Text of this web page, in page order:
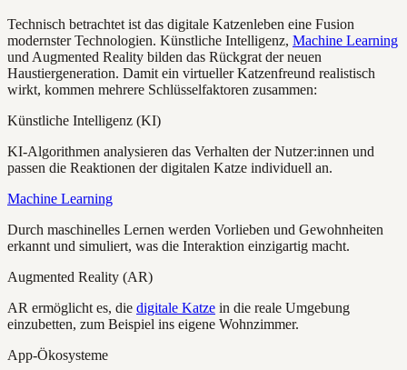
Technisch betrachtet ist das digitale Katzenleben eine Fusion
modernster Technologien. Künstliche Intelligenz, Machine Learning
und Augmented Reality bilden das Rückgrat der neuen
Haustiergeneration. Damit ein virtueller Katzenfreund realistisch
wirkt, kommen mehrere Schlüsselfaktoren zusammen:
Künstliche Intelligenz (KI)
KI-Algorithmen analysieren das Verhalten der Nutzer:innen und
passen die Reaktionen der digitalen Katze individuell an.
Machine Learning
Durch maschinelles Lernen werden Vorlieben und Gewohnheiten
erkannt und simuliert, was die Interaktion einzigartig macht.
Augmented Reality (AR)
AR ermöglicht es, die digitale Katze in die reale Umgebung
einzubetten, zum Beispiel ins eigene Wohnzimmer.
App-Ökosysteme